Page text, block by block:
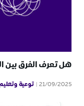
هل تعرف الفرق بين
21/09/2025 توعية